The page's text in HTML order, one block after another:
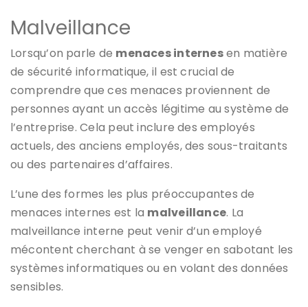
Malveillance
Lorsqu’on parle de menaces internesen matière
de sécurité informatique, il est crucial de
comprendre que ces menaces proviennent de
personnes ayant un accès légitime au système de
l’entreprise. Cela peut inclure des employés
actuels, des anciens employés, des sous-traitants
ou des partenaires d’affaires.
L’une des formes les plus préoccupantes de
menaces internes est la malveillance. La
malveillance interne peut venir d’un employé
mécontent cherchant à se venger en sabotant les
systèmes informatiques ou en volant des données
sensibles.